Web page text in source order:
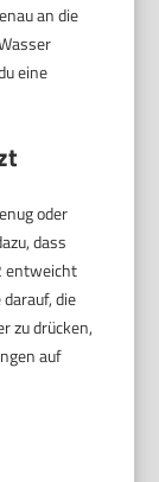
an die
eine
oder
dass
entweicht
die
zu drücken,
auf